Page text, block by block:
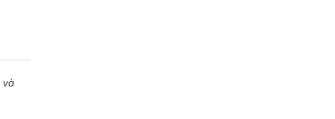
và